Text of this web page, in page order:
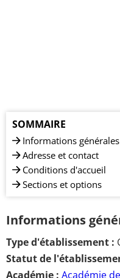
SOMMAIRE
Informations générales
Adresse et contact
Conditions d'accueil
Sections et options
Informations
Type d'établissement :
Statut de
Académie : Académie